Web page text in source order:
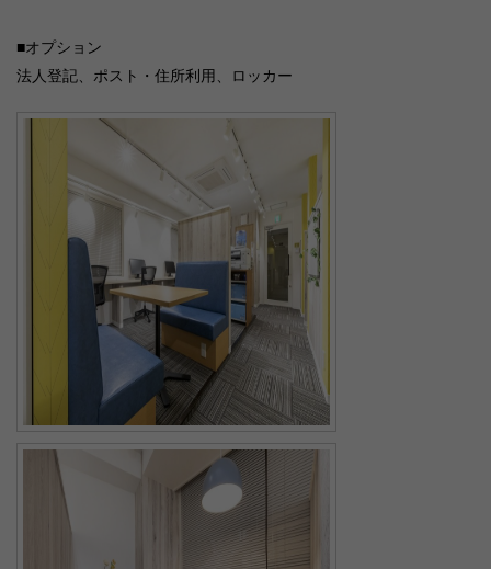
■オプション
法人登記、ポスト・住所利用、ロッカー